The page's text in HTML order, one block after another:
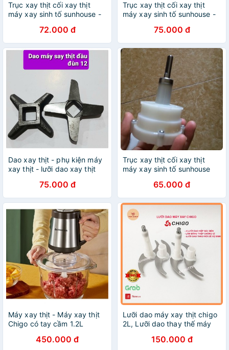
Trục xay thịt cối xay thịt
máy xay sinh tố sunhouse -
72.000 đ
Trục xay thịt cối xay thịt
máy xay sinh tố sunhouse -
75.000 đ
Dao xay thịt - phụ kiện máy
xay thịt - lưỡi dao xay thịt
75.000 đ
Trục xay thịt cối xay thịt
máy xay sinh tố sunhouse
65.000 đ
Máy xay thịt - Máy xay thịt
Chigo có tay cầm 1.2L
450.000 đ
Lưỡi dao máy xay thịt chigo
2L, Lưỡi dao thay thế máy
150.000 đ